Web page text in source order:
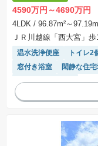
4590万円～4690万円
4LDK / 96.87m²～
ＪＲ川越線「西大宮」歩
温水洗浄便座 トイレ2
窓付き浴室
閑静な住
システムキッチン